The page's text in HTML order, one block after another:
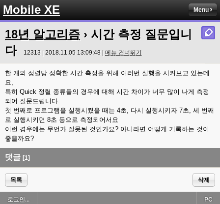
Mobile XE Menu
18년 알고리즘 › 시간 측정 질문입니
다
12313 | 2018.11.05 13:09:48 | 메뉴 건너뛰기
한 개의 정렬당 정확한 시간 측정을 위해 여러번 실행을 시켜보고 있는데
요,
특히 Quick 정렬 종류들의 경우에 대해 시간 차이가 너무 많이 나게 측정
되어 질문드립니다.
첫 번째로 프로그램을 실행시켰을 때는 4초, 다시 실행시키자 7초, 세 번째
로 실행시키면 8초 등으로 측정되어서요
이런 경우에는 무언가 잘못된 것인가요? 아니라면 어떻게 기록하는 것이
좋을까요?
댓글 [1]
목록 삭제
로그인... PC